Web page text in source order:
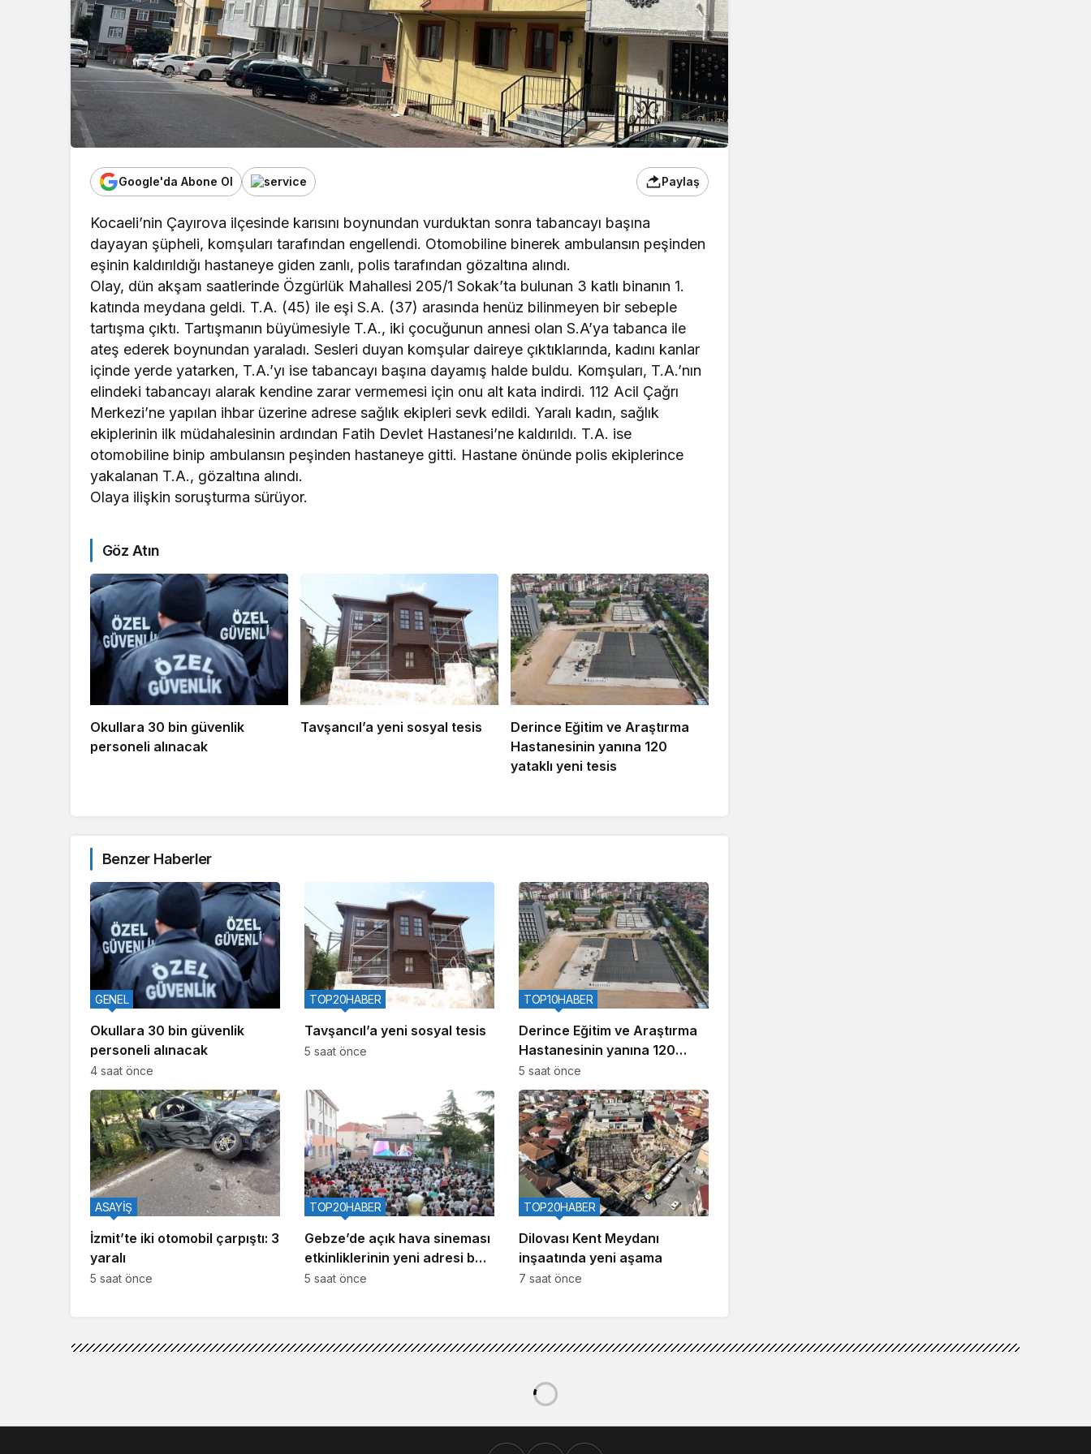
Google'da Abone Ol Paylaş
Kocaeli’nin Çayırova ilçesinde karısını boynundan vurduktan sonra tabancayı başına
dayayan şüpheli, komşuları tarafından engellendi. Otomobiline binerek ambulansın peşinden
eşinin kaldırıldığı hastaneye giden zanlı, polis tarafından gözaltına alındı.
Olay, dün akşam saatlerinde Özgürlük Mahallesi 205/1 Sokak’ta bulunan 3 katlı binanın 1.
katında meydana geldi. T.A. (45) ile eşi S.A. (37) arasında henüz bilinmeyen bir sebeple
tartışma çıktı. Tartışmanın büyümesiyle T.A., iki çocuğunun annesi olan S.A’ya tabanca ile
ateş ederek boynundan yaraladı. Sesleri duyan komşular daireye çıktıklarında, kadını kanlar
içinde yerde yatarken, T.A.’yı ise tabancayı başına dayamış halde buldu. Komşuları, T.A.’nın
elindeki tabancayı alarak kendine zarar vermemesi için onu alt kata indirdi. 112 Acil Çağrı
Merkezi’ne yapılan ihbar üzerine adrese sağlık ekipleri sevk edildi. Yaralı kadın, sağlık
ekiplerinin ilk müdahalesinin ardından Fatih Devlet Hastanesi’ne kaldırıldı. T.A. ise
otomobiline binip ambulansın peşinden hastaneye gitti. Hastane önünde polis ekiplerince
yakalanan T.A., gözaltına alındı.
Olaya ilişkin soruşturma sürüyor.
Göz Atın
Okullara 30 bin güvenlik
personeli alınacak
Tavşancıl’a yeni sosyal tesis
Derince Eğitim ve Araştırma
Hastanesinin yanına 120
yataklı yeni tesis
Benzer Haberler
Okullara 30 bin güvenlik
personeli alınacak
GENEL
4 saat önce
Tavşancıl’a yeni sosyal tesis
TOP20HABER
5 saat önce
Derince Eğitim ve Araştırma
Hastanesinin yanına 120
yataklı yeni tesis
TOP10HABER
5 saat önce
İzmit’te iki otomobil çarpıştı: 3
yaralı
ASAYİŞ
5 saat önce
Gebze’de açık hava sineması
etkinliklerinin yeni adresi belli
oldu
TOP20HABER
5 saat önce
Dilovası Kent Meydanı
inşaatında yeni aşama
TOP20HABER
7 saat önce